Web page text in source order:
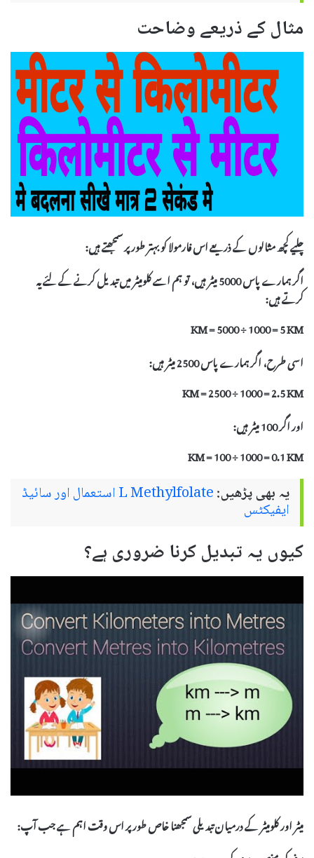
مثال کے ذریعے وضاحت
چلیے کچھ مثالوں کے ذریعے اس فارمولا کو بہتر طور پر سمجھتے ہیں:
اگر ہمارے پاس 5000 میٹر ہیں، تو ہم اسے کلومیٹر میں تبدیل کرنے کے لئے یہ
کرتے ہیں:
KM = 5000 ÷ 1000 = 5 KM
اسی طرح، اگر ہمارے پاس 2500 میٹر ہیں:
KM = 2500 ÷ 1000 = 2.5 KM
اور اگر 100 میٹر ہیں:
KM = 100 ÷ 1000 = 0.1 KM
یہ بھی پڑھیں: L Methylfolate استعمال اور سائیڈ
ایفیکٹس
کیوں یہ تبدیل کرنا ضروری ہے؟
میٹر اور کلومیٹر کے درمیان تبدیلی سمجھنا خاص طور پر اس وقت اہم ہے جب آپ: